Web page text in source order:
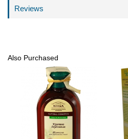
Reviews
Also Purchased